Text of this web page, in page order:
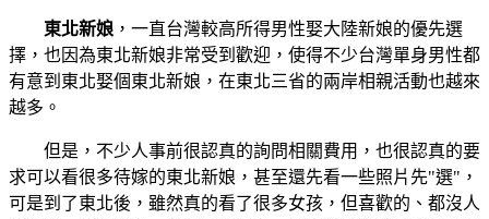
東北新娘 ，一直台灣較高所得男性娶大陸新娘的優先選
擇，也因為東北新娘非常受到歡迎，使得不少台灣單身男性都
有意到東北娶個東北新娘，在東北三省的兩岸相親活動也越來
越多。
但是，不少人事前很認真的詢問相關費用，也很認真的要
求可以看很多待嫁的東北新娘，甚至還先看一些照片先"選"，
可是到了東北後，雖然真的看了很多女孩，但喜歡的、都沒人